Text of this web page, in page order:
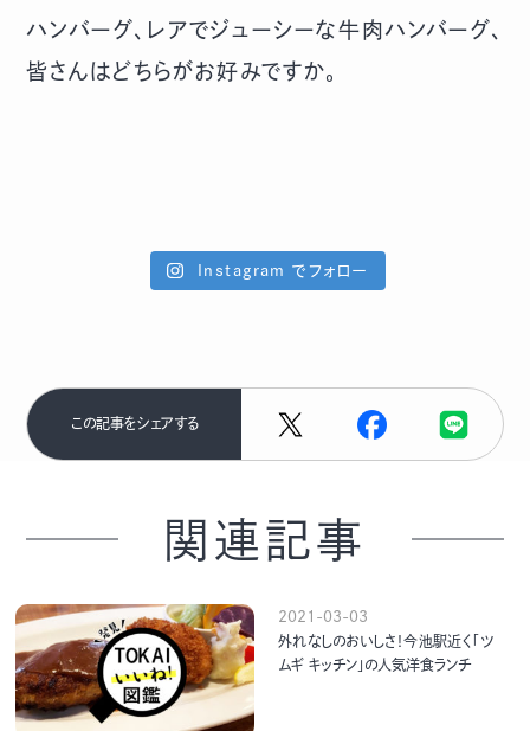
ハンバーグ、レアでジューシーな牛肉ハンバーグ、
皆さんはどちらがお好みですか。
Instagram でフォロー
この記事をシェアする
関連記事
2021-03-03
外れなしのおいしさ！今池駅近く「ツ
ムギ キッチン」の人気洋食ランチ